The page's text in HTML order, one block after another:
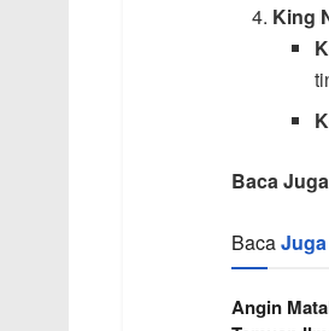
King
Baca Juga
BacaJuga
Angin